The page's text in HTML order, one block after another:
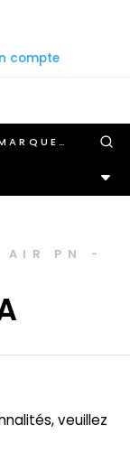
compte
AIR PN
-
veuillez